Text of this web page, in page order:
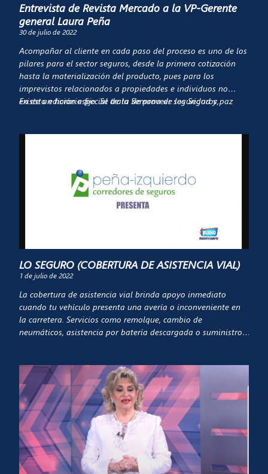
Entrevista de Revista Mercado a la VP-Gerente
general Laura Peña
30 de julio de 2022
Acompañar al cliente en cada paso del proceso es uno de los
pilares para el sector seguros, desde la primera cotización
hasta la materialización del producto, pues para los
imprevistos relacionados a propiedades e individuos no
existe un horario fijo. Se trata de proveer seguridad y paz
En esta edición especial de la Semana de los Seguros,
LO SEGURO (COBERTURA DE ASISTENCIA VIAL)
1 de julio de 2022
La cobertura de asistencia vial brinda apoyo inmediato
cuando tu vehículo presenta una avería o inconveniente en
la carretera. Servicios como remolque, cambio de
neumáticos, asistencia por batería descargada o suministro
tranquilidad y seguridad en cada trayecto.